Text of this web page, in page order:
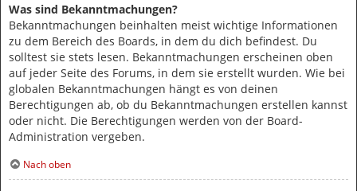
Was sind Bekanntmachungen?
Bekanntmachungen beinhalten meist wichtige Informationen
zu dem Bereich des Boards, in dem du dich befindest. Du
solltest sie stets lesen. Bekanntmachungen erscheinen oben
auf jeder Seite des Forums, in dem sie erstellt wurden. Wie bei
globalen Bekanntmachungen hängt es von deinen
Berechtigungen ab, ob du Bekanntmachungen erstellen kannst
oder nicht. Die Berechtigungen werden von der Board-
Administration vergeben.
Nach oben